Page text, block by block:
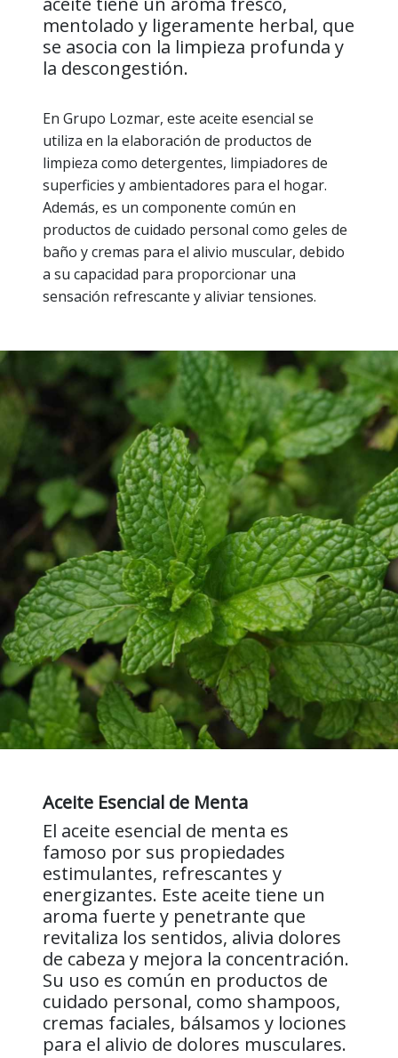
mentolado y ligeramente herbal, que
se asocia con la limpieza profunda y
la descongestión.
En Grupo Lozmar, este aceite esencial se
utiliza en la elaboración de productos de
limpieza como detergentes, limpiadores de
superficies y ambientadores para el hogar.
Además, es un componente común en
productos de cuidado personal como geles de
baño y cremas para el alivio muscular, debido
a su capacidad para proporcionar una
sensación refrescante y aliviar tensiones.
Aceite Esencial de Menta
El aceite esencial de menta es
famoso por sus propiedades
estimulantes, refrescantes y
energizantes. Este aceite tiene un
aroma fuerte y penetrante que
revitaliza los sentidos, alivia dolores
de cabeza y mejora la concentración.
Su uso es común en productos de
cuidado personal, como shampoos,
cremas faciales, bálsamos y lociones
para el alivio de dolores musculares.